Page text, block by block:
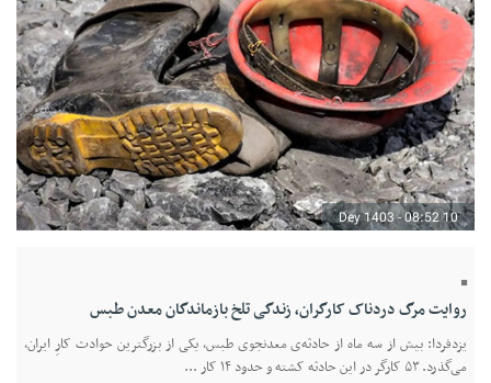
10 Dey 1403 - 08:52
روایت مرگ دردناک کارگران، زندگی تلخ بازماندگان معدن طبس
یزدفردا: بیش از سه ماه از حادثه‌ی معدنجوی طبس، یکی از بزرگترین حوادث کارِ ایران،
می‌گذرد. ۵۳ کارگر در این حادثه کشته و حدود ۱۴ کار ...